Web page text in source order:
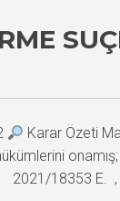
Karar Özeti
2021/18353 E.